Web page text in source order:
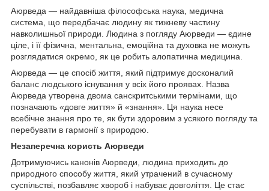
Аюрведа — найдавніша філософська наука, медична
система, що передбачає людину як тижневу частину
навколишньої природи. Людина з погляду Аюрведи — єдине
ціле, і її фізична, ментальна, емоційна та духовка не можуть
розглядатися окремо, як це робить алопатична медицина.
Аюрведа — це спосіб життя, який підтримує досконалий
баланс людського існування у всіх його проявах. Назва
Аюрведа утворена двома санскритськими термінами, що
позначають «довге життя» й «знання». Ця наука несе
всебічне знання про те, як бути здоровим з усякого погляду та
перебувати в гармонії з природою.
Незаперечна користь Аюрведи
Дотримуючись канонів Аюрведи, людина приходить до
природного способу життя, який утрачений в сучасному
суспільстві, позбавляє хвороб і набуває довголіття. Це стає